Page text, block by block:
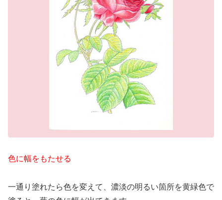
色に幅をもたせる
一通り塗れたら色を変えて、濃淡の明るい箇所を黄緑色で